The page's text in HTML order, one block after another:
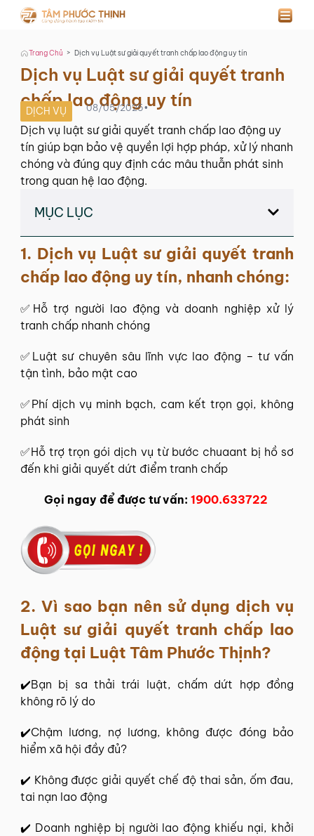
Trang Chủ > Dịch vụ Luật sư giải quyết tranh chấp lao động uy tín
Dịch vụ Luật sư giải quyết tranh
chấp lao động uy tín
DỊCH VỤ 08/05/2025•
Dịch vụ luật sư giải quyết tranh chấp lao động uy
tín giúp bạn bảo vệ quyền lợi hợp pháp, xử lý nhanh
chóng và đúng quy định các mâu thuẫn phát sinh
trong quan hệ lao động.
MỤC LỤC
1. Dịch vụ Luật sư giải quyết tranh
chấp lao động uy tín, nhanh chóng:
✅Hỗ trợ người lao động và doanh nghiệp xử lý
tranh chấp nhanh chóng
✅Luật sư chuyên sâu lĩnh vực lao động – tư vấn
tận tình, bảo mật cao
✅Phí dịch vụ minh bạch, cam kết trọn gọi, không
phát sinh
✅Hỗ trợ trọn gói dịch vụ từ bước chuaant bị hồ sơ
đến khi giải quyết dứt điểm tranh chấp
Gọi ngay để được tư vấn: 1900.633722
2. Vì sao bạn nên sử dụng dịch vụ
Luật sư giải quyết tranh chấp lao
động tại Luật Tâm Phước Thịnh?
✔️Bạn bị sa thải trái luật, chấm dứt hợp đồng
không rõ lý do
✔️Chậm lương, nợ lương, không được đóng bảo
hiểm xã hội đầy đủ?
✔️ Không được giải quyết chế độ thai sản, ốm đau,
tai nạn lao động
✔️ Doanh nghiệp bị người lao động khiếu nại, khởi